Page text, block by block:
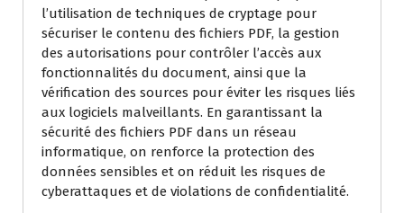
l’utilisation de techniques de cryptage pour
sécuriser le contenu des fichiers PDF, la gestion
des autorisations pour contrôler l’accès aux
fonctionnalités du document, ainsi que la
vérification des sources pour éviter les risques liés
aux logiciels malveillants. En garantissant la
sécurité des fichiers PDF dans un réseau
informatique, on renforce la protection des
données sensibles et on réduit les risques de
cyberattaques et de violations de confidentialité.